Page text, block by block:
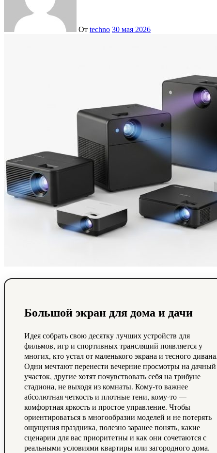
От techno 30 мая 2026
Большой экран для дома и дачи
Идея собрать свою десятку лучших устройств для
фильмов, игр и спортивных трансляций появляется у
многих, кто устал от маленького экрана и тесного
Одни мечтают перенести вечерние просмотры на дачный
участок, другие хотят почувствовать себя на трибуне
стадиона, не выходя из комнаты. Кому‑то важнее
абсолютная четкость и плотные тени, кому‑то —
комфортная яркость и простое управление. Чтобы
ориентироваться в многообразии моделей и не потерять
ощущения праздника, полезно заранее понять, какие
сценарии для вас приоритетны и как они сочетаются с
реальными условиями квартиры или загородного дома.